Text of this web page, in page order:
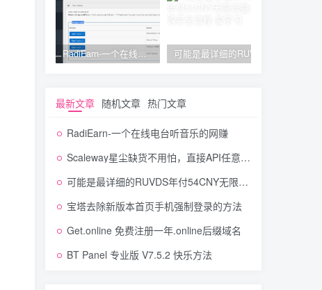
RadiEarn-一个在线电台听音乐的网赚
最新文章 随机文章 热门文章
RadiEarn-一个在线电台听音乐的网赚
Scaleway星尘缺货不用怕，直接API任意开，图文教程
可能是最详细的RUVDS年付54CNY无限流量小鸡购买全流程
宝塔去除新版本首页手机强制登录的方法
Get.online 免费注册一年.online后缀域名
BT Panel 专业版 V7.5.2 快乐方法